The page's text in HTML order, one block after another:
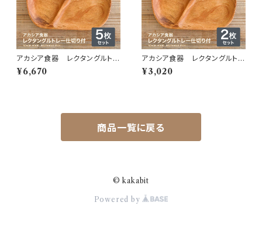
アカシア食器 レクタングルトレ
ー ２仕切り付 ５枚セット
¥6,670
アカシア食器 レクタングルトレ
ー ２仕切り付 ２枚セット
¥3,020
商品一覧に戻る
© kakabit
Powered by